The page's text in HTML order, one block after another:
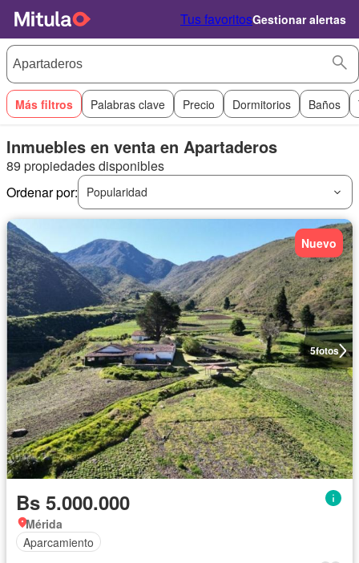
Tus favoritosGestionar alertas
Más filtros Palabras clave Precio Dormitorios Baños
Inmuebles en venta en Apartaderos
89 propiedades disponibles
Ordenar por:
Popularidad
5fotos
Nuevo
Bs 5.000.000
Mérida
Aparcamiento